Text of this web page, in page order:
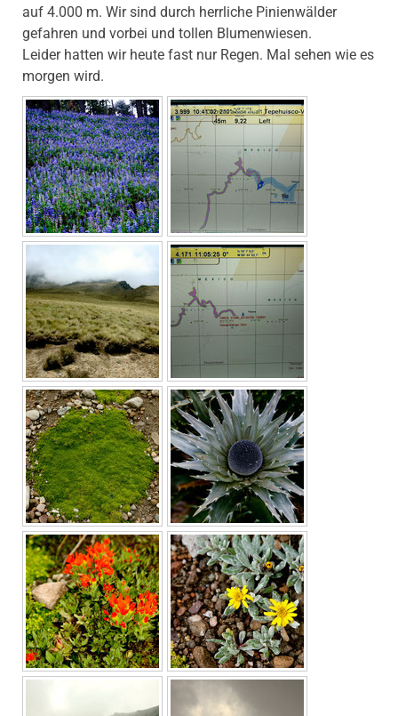
auf 4.000 m. Wir sind durch herrliche Pinienwälder
gefahren und vorbei und tollen Blumenwiesen.
Leider hatten wir heute fast nur Regen. Mal sehen wie es
morgen wird.